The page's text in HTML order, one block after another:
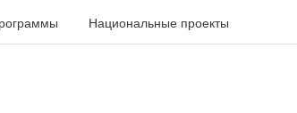
Национальные проекты